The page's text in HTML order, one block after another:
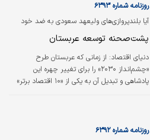
آیا بلندپروازی‌های ولیعهد سعودی به ضد خود
روزنامه شماره ۶۳۹۳
پشت‌صحنه توسعه عربستان
دنیای اقتصاد: از زمانی که عربستان طرح
«چشم‌انداز ۲۰۳۰» را برای تغییر چهره این
پادشاهی و تبدیل آن به یکی از «۱۰ اقتصاد برتر»
مناطق دیگر این شبه جزیره هشدار می‌دهند.
روزنامه شماره ۶۳۹۲